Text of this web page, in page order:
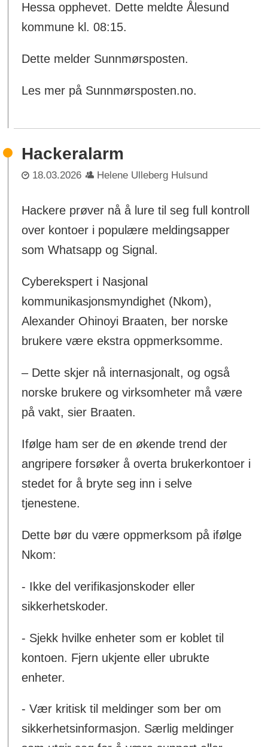
Hessa opphevet. Dette meldte Ålesund
kommune kl. 08:15.
Dette melder Sunnmørsposten.
Les mer på Sunnmørsposten.no.
Hackeralarm
18.03.2026 Helene Ulleberg Hulsund
Hackere prøver nå å lure til seg full kontroll
over kontoer i populære meldingsapper
som Whatsapp og Signal.
Cyberekspert i Nasjonal
kommunikasjonsmyndighet (Nkom),
Alexander Ohinoyi Braaten, ber norske
brukere være ekstra oppmerksomme.
– Dette skjer nå internasjonalt, og også
norske brukere og virksomheter må være
på vakt, sier Braaten.
Ifølge ham ser de en økende trend der
angripere forsøker å overta brukerkontoer i
stedet for å bryte seg inn i selve
tjenestene.
Dette bør du være oppmerksom på ifølge
Nkom:
- Ikke del verifikasjonskoder eller
sikkerhetskoder.
- Sjekk hvilke enheter som er koblet til
kontoen. Fjern ukjente eller ubrukte
enheter.
- Vær kritisk til meldinger som ber om
sikkerhetsinformasjon. Særlig meldinger